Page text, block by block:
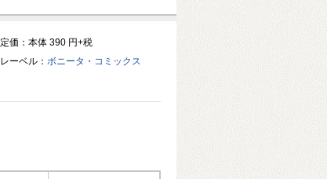
定価：本体 390 円+税
レーベル： ボニータ・コミックス